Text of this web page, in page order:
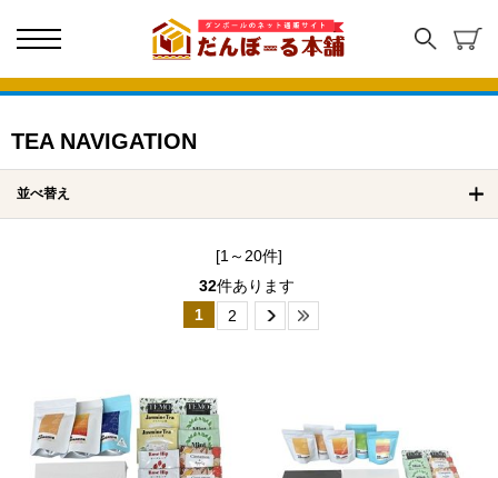
TEA NAVIGATION
並べ替え
[1～20件]
32件あります
1
2